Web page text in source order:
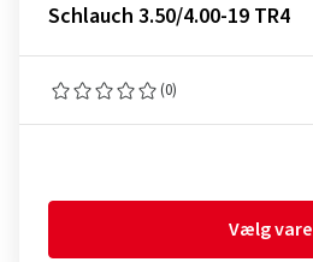
Schlauch 3.50/4.00-19 TR4
(0)
Vælg vare